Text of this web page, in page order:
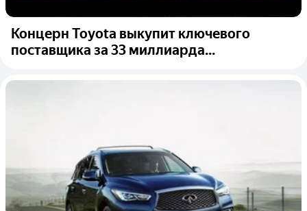
Концерн Toyota выкупит ключевого
поставщика за 33 миллиарда...